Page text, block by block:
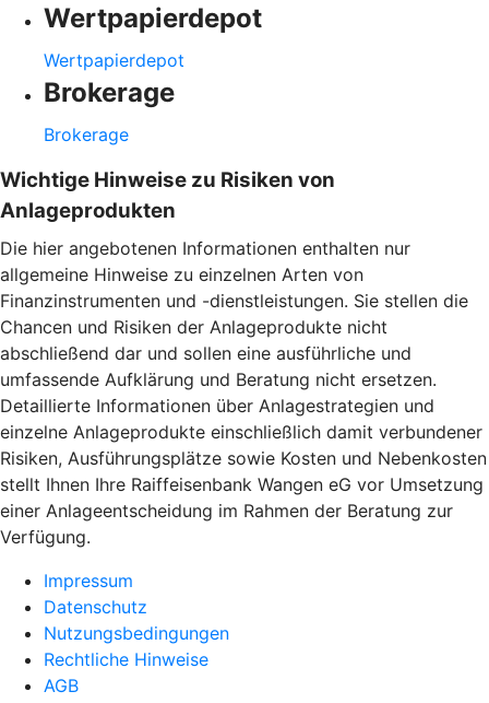
Wertpapierdepot
Wertpapierdepot
Brokerage
Brokerage
Wichtige Hinweise zu Risiken von
Anlageprodukten
Die hier angebotenen Informationen enthalten nur
allgemeine Hinweise zu einzelnen Arten von
Finanzinstrumenten und -dienstleistungen. Sie stellen die
Chancen und Risiken der Anlageprodukte nicht
abschließend dar und sollen eine ausführliche und
umfassende Aufklärung und Beratung nicht ersetzen.
Detaillierte Informationen über Anlagestrategien und
einzelne Anlageprodukte einschließlich damit verbundener
Risiken, Ausführungsplätze sowie Kosten und Nebenkosten
stellt Ihnen Ihre Raiffeisenbank Wangen eG vor Umsetzung
einer Anlageentscheidung im Rahmen der Beratung zur
Verfügung.
Impressum
Datenschutz
Nutzungsbedingungen
Rechtliche Hinweise
AGB